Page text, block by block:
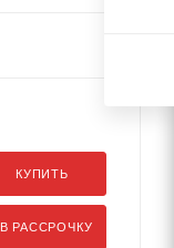
КУПИТЬ
В РАССРОЧКУ